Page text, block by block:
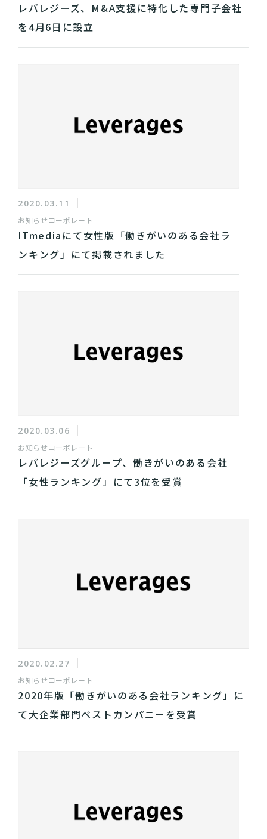
レバレジーズ、M&A支援に特化した専門子会社
を4月6日に設立
2020.03.11
お知らせ コーポレート
ITmediaにて女性版「働きがいのある会社ラ
ンキング」にて掲載されました
2020.03.06
お知らせ コーポレート
レバレジーズグループ、働きがいのある会社
「女性ランキング」にて3位を受賞
2020.02.27
お知らせ コーポレート
2020年版「働きがいのある会社ランキング」に
て大企業部門ベストカンパニーを受賞